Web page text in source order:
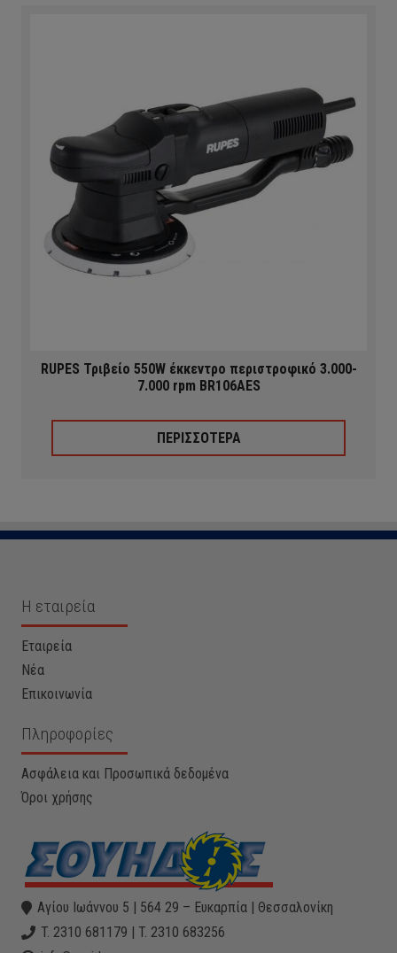
RUPES Τριβείο 550W έκκεντρο περιστροφικό 3.000-
7.000 rpm BR106AES
ΠΕΡΙΣΣΟΤΕΡΑ
Η εταιρεία
Εταιρεία
Νέα
Επικοινωνία
Πληροφορίες
Ασφάλεια και Προσωπικά δεδομένα
Όροι χρήσης
Αγίου Ιωάννου 5 | 564 29 – Ευκαρπία | Θεσσαλονίκη
T. 2310 681179 | T. 2310 683256